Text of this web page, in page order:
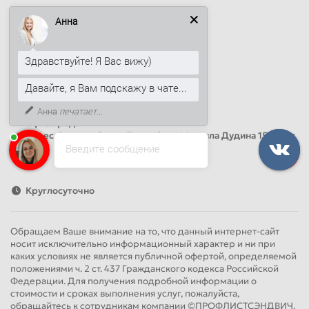
Наши контакты
+7 (812) 389-26-20
+7 (499) 444-14-71
info@sandwichpanelsvspb.ru
Наш адрес
Адрес: Россия, Санкт-Петербург, Михаила Дудина 15, офис
41
Круглосуточно
Обращаем Ваше внимание на то, что данный интернет-сайт
носит исключительно информационный характер и ни при
каких условиях не является публичной офертой, определяемой
положениями ч. 2 ст. 437 Гражданского кодекса Российской
Федерации. Для получения подробной информации о
стоимости и сроках выполнения услуг, пожалуйста,
обращайтесь к сотрудникам компании ©ПРОФЛИСТСЭНДВИЧ.
Введите сообщение
Анна
Здравствуйте! Я Вас вижу)
Давайте, я Вам подскажу в чате...
Анна печатает...